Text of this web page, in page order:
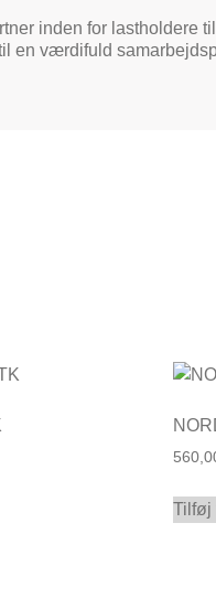
inden for lastholdere
en værdifuld
Tilføj